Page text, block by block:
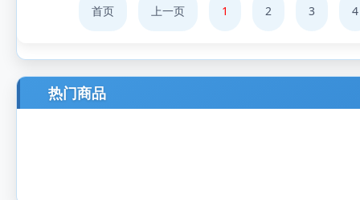
首页 上一页 1 2 3 4
热门商品